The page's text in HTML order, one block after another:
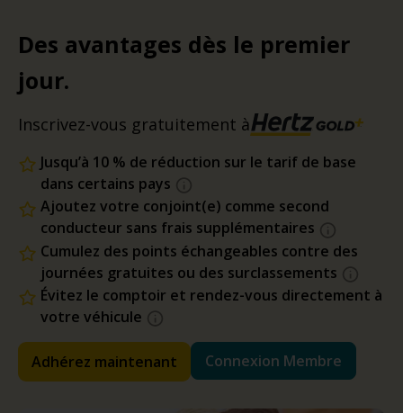
Des avantages dès le premier
jour.
Inscrivez-vous gratuitement à
Jusqu’à 10 % de réduction sur le tarif de base
dans certains pays
Ajoutez votre conjoint(e) comme second
conducteur sans frais supplémentaires
Cumulez des points échangeables contre des
journées gratuites ou des surclassements
Évitez le comptoir et rendez-vous directement à
votre véhicule
Adhérez maintenant Connexion Membre